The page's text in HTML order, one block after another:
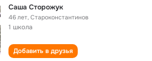
Саша Cторожук
46 лет,Староконстантинов
1 школа
Добавить в друзья